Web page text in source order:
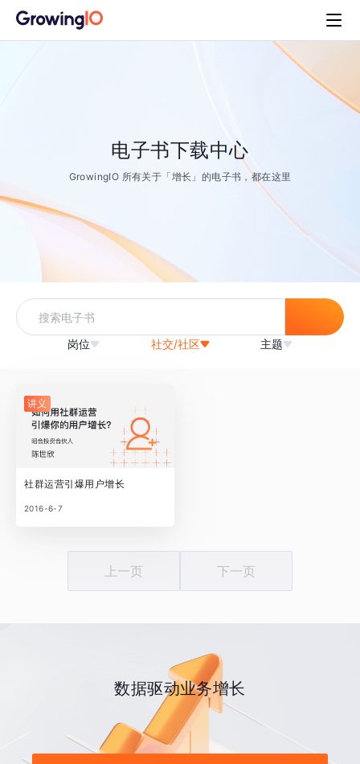
电子书下载中心
GrowingIO 所有关于「增长」的电子书，都在这里
岗位 社交/社区 主题
讲义
社群运营引爆用户增长
2016-6-7
上一页 下一页
数据驱动业务增长